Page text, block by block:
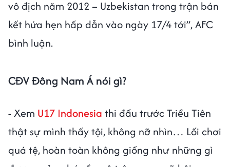
vô địch năm 2012 – Uzbekistan trong trận bán
kết hứa hẹn hấp dẫn vào ngày 17/4 tới”, AFC
bình luận.
CĐV Đông Nam Á nói gì?
- Xem U17 Indonesia thi đấu trước Triều Tiên
thật sự mình thấy tội, không nỡ nhìn… Lối chơi
quá tệ, hoàn toàn không giống như những gì